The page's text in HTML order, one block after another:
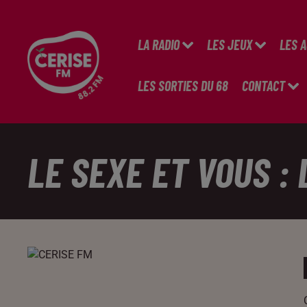
LA RADIO LES JEUX LES
LES SORTIES DU 68 CONTACT
LE SEXE ET VOUS :